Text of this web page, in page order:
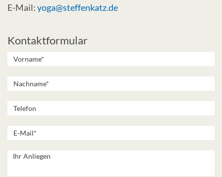
E-Mail:yoga@steffenkatz.de
Kontaktformular